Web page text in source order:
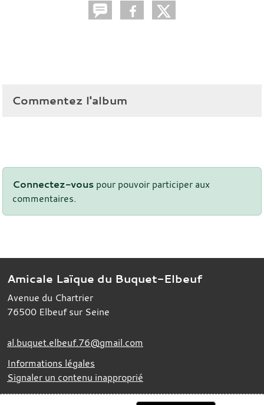
Commentez l'album
Connectez-vous pour pouvoir participer aux
commentaires.
Amicale Laïque du Buquet-Elbeuf
Avenue du Chartrier
76500 Elbeuf sur Seine
al.buquet.elbeuf.76@gmail.com
Informations légales
Signaler un contenu inapproprié